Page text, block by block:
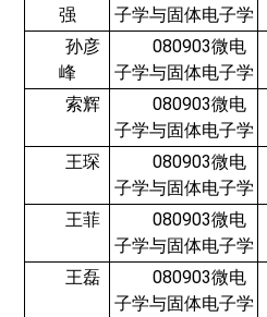
强
子学与固体电子学
孙彦
峰
080903微电
子学与固体电子学
索辉
080903微电
子学与固体电子学
王琛
080903微电
子学与固体电子学
王菲
080903微电
子学与固体电子学
王磊
080903微电
子学与固体电子学